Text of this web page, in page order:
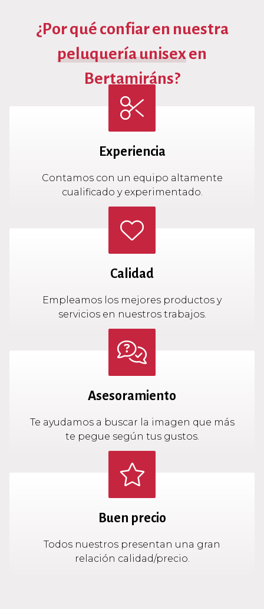
¿Por qué confiar en nuestra
peluquería unisexen
Bertamiráns?
Experiencia
Contamos con un equipo altamente
cualificado y experimentado.
Calidad
Empleamos los mejores productos y
servicios en nuestros trabajos.
Asesoramiento
Te ayudamos a buscar la imagen que más
te pegue según tus gustos.
Buen precio
Todos nuestros presentan una gran
relación calidad/precio.